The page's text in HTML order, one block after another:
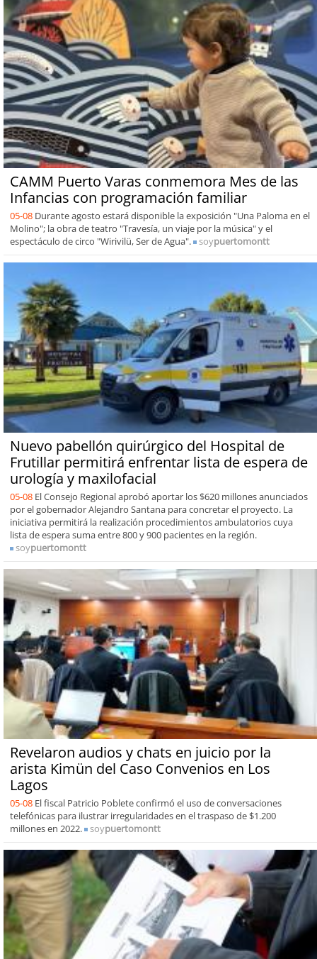
CAMM Puerto Varas conmemora Mes de las
Infancias con programación familiar
05-08 Durante agosto estará disponible la exposición "Una Paloma en el
Molino"; la obra de teatro "Travesía, un viaje por la música" y el
espectáculo de circo "Wirivilü, Ser de Agua".
soypuertomontt
Nuevo pabellón quirúrgico del Hospital de
Frutillar permitirá enfrentar lista de espera de
urología y maxilofacial
05-08 El Consejo Regional aprobó aportar los $620 millones anunciados
por el gobernador Alejandro Santana para concretar el proyecto. La
iniciativa permitirá la realización procedimientos ambulatorios cuya
lista de espera suma entre 800 y 900 pacientes en la región.
soypuertomontt
Revelaron audios y chats en juicio por la
arista Kimün del Caso Convenios en Los
Lagos
05-08 El fiscal Patricio Poblete confirmó el uso de conversaciones
telefónicas para ilustrar irregularidades en el traspaso de $1.200
millones en 2022.
soypuertomontt